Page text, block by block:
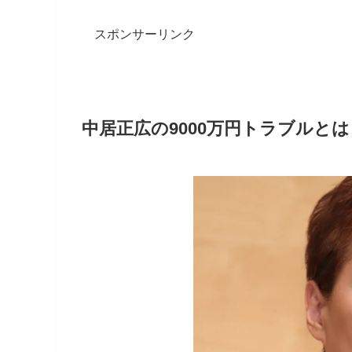
スポンサーリンク
中居正広の9000万円トラブルと